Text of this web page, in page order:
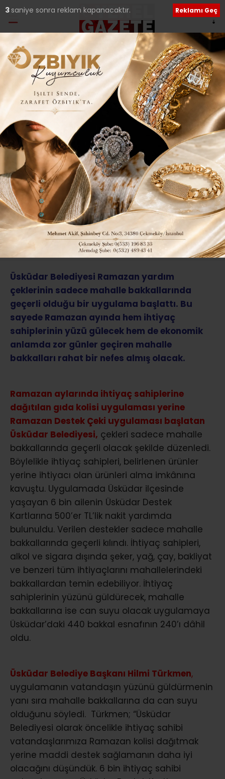
Ana Sayfa›Genel
HEM İHTİYAÇ SAHİPLERİ
HEM DE BAKKALA
DESTEK..
Giriş: 07-04-2022 18:17 531 Genel İLÇELERDEN HABERLER
ABONE OL
Üsküdar Belediyesi Ramazan yardım
çeklerinin sadece mahalle bakkallarında
geçerli olduğu bir uygulama başlattı. Bu
sayede Ramazan ayında hem ihtiyaç
sahiplerinin yüzü gülecek hem de ekonomik
anlamda zor günler geçiren mahalle
bakkalları rahat bir nefes almış olacak.
Ramazan aylarında ihtiyaç sahiplerine
dağıtılan gıda kolisi uygulaması yerine
Ramazan Destek Çeki uygulaması başlatan
Üsküdar Belediyesi, çekleri sadece mahalle
bakkallarında geçerli olacak şekilde düzenledi.
Böylelikle ihtiyaç sahipleri, belirlenen ürünler
yerine ihtiyacı olan ürünleri alma imkânına
kavuştu. Uygulamada Üsküdar ilçesinde
yaşayan 6 bin ailenin Üsküdar Destek
Kartlarına 500’er TL’lik nakit yardımda
bulunuldu. Verilen destekler sadece mahalle
bakkallarında geçerli kılındı. İhtiyaç sahipleri,
alkol ve sigara dışında şeker, yağ, çay, bakliyat
ve benzeri tüm ihtiyaçlarını mahallelerindeki
bakkallardan temin edebiliyor. İhtiyaç
sahiplerinin yüzünü güldürecek, mahalle
bakkallarına ise can suyu olacak uygulamaya
Üsküdar’daki 440 bakkal esnafının 240’ı dâhil
oldu.
Üsküdar Belediye Başkanı Hilmi Türkmen,
uygulamanın vatandaşın yüzünü güldürmenin
yanı sıra mahalle bakkallarına da can suyu
olduğunu söyledi. Türkmen; “Üsküdar
Belediyesi olarak öncelikle ihtiyaç sahibi
vatandaşlarımıza Ramazan kolisi dağıtmak
yerine maddi destek sağlamanın daha iyi
olacağını düşündük. 6 bin ihtiyaç sahibi
2 saniye sonra reklam kapanacaktır. Reklamı Geç